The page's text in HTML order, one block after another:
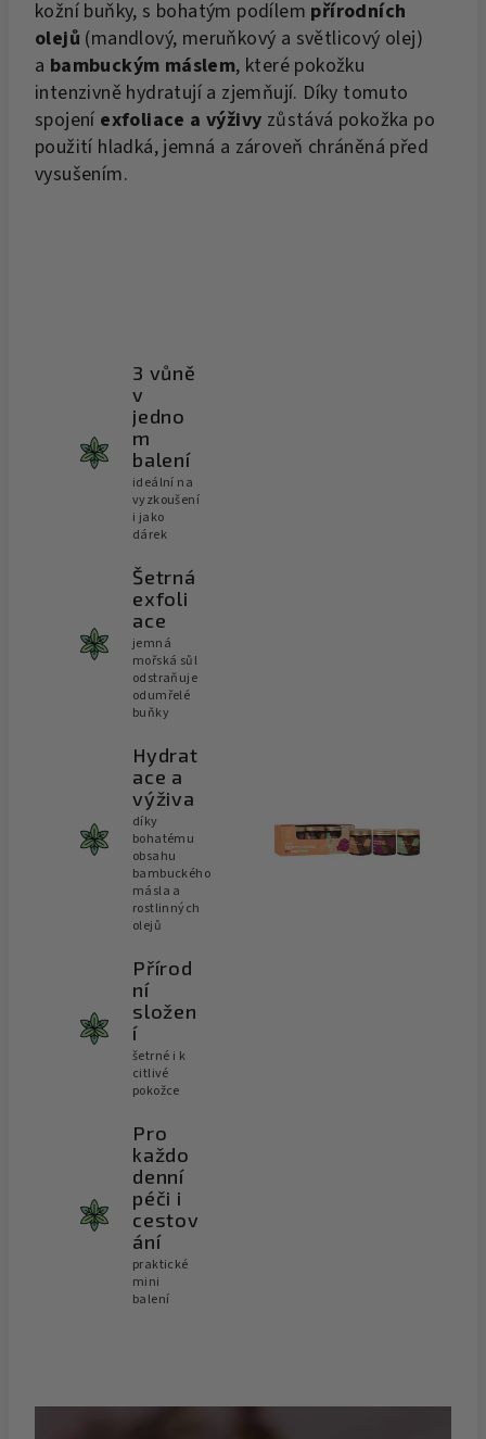
kožní buňky, s bohatým podílem přírodních
olejů (mandlový, meruňkový a světlicový olej)
a bambuckým máslem, které pokožku
intenzivně hydratují a zjemňují. Díky tomuto
spojení exfoliace a výživy zůstává pokožka po
použití hladká, jemná a zároveň chráněná před
vysušením.
3 vůně
v
jedno
m
balení
ideální na
vyzkoušení
i jako
dárek
Šetrná
exfoli
ace
jemná
mořská sůl
odstraňuje
odumřelé
buňky
Hydrat
ace a
výživa
díky
bohatému
obsahu
bambuckého
másla a
rostlinných
olejů
Přírod
ní
složen
í
šetrné i k
citlivé
pokožce
Pro
každo
denní
péči i
cestov
ání
praktické
mini
balení